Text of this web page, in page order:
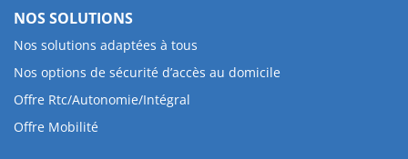
NOS SOLUTIONS
Nos solutions adaptées à tous
Nos options de sécurité d’accès au domicile
Offre Rtc/Autonomie/Intégral
Offre Mobilité